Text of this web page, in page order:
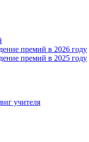
премий в 2026 году
премий в 2025 году
учителя